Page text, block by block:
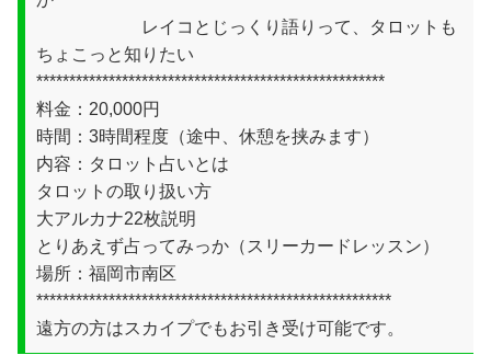
レイコとじっくり語りって、タロットも
ちょこっと知りたい
*****************************************************
料金：20,000円
時間：3時間程度（途中、休憩を挟みます）
内容：タロット占いとは
タロットの取り扱い方
大アルカナ22枚説明
とりあえず占ってみっか（スリーカードレッスン）
場所：福岡市南区
******************************************************
遠方の方はスカイプでもお引き受け可能です。